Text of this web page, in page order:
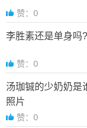
赞：0
李胜素还是单身吗
赞：0
汤珈铖的少奶奶是
照片
赞：0